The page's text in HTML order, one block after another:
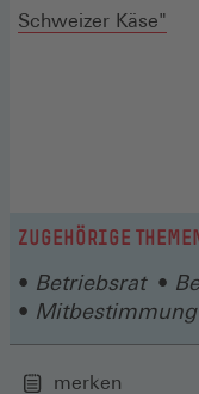
Schweizer Käse"
ZUGEHÖRIGE
Betriebsrat
Mitbestimmung
merken